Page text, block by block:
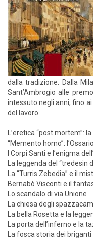
dalla tradizione. Dalla
Sant’Ambrogio alle
intessuto negli anni, fino
del lavoro.
L’eretica “post mortem”:
“Memento homo”:
I Corpi Santi e l’enigma
La leggenda del “tredesin
La “Turris Zebedia” e il
Bernabò Visconti e il
Lo scandalo di via Unione
La chiesa degli
La bella Rosetta e la
La porta dell’inferno e la
La fosca storia dei